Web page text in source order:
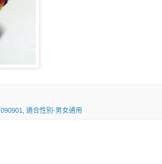
適合性別-男女通用